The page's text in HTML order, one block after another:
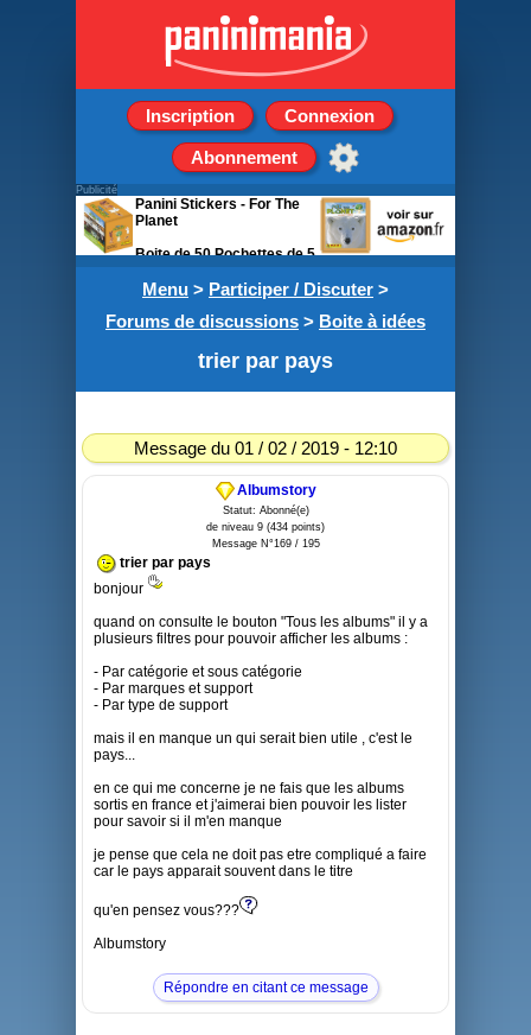
Inscription Connexion
Abonnement
Menu > Participer / Discuter >
Forums de discussions > Boite à idées
trier par pays
Message du 01 / 02 / 2019 - 12:10
Albumstory
Statut: Abonné(e)
de niveau 9 (434 points)
Message N°169 / 195
trier par pays
bonjour
quand on consulte le bouton "Tous les albums" il y a
plusieurs filtres pour pouvoir afficher les albums :
- Par catégorie et sous catégorie
- Par marques et support
- Par type de support
mais il en manque un qui serait bien utile , c'est le
pays...
en ce qui me concerne je ne fais que les albums
sortis en france et j'aimerai bien pouvoir les lister
pour savoir si il m'en manque
je pense que cela ne doit pas etre compliqué a faire
car le pays apparait souvent dans le titre
qu'en pensez vous???
Albumstory
Répondre en citant ce message
Publicité
Panini Stickers - For The
Planet
Boite de 50 Pochettes de 5
stickers